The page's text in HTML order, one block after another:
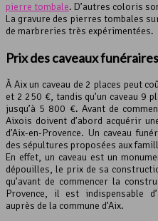
pierre tombale. D’autres coloris
La gravure des pierres tombales
de marbreries très expérimentées.
Prix des caveaux
À Aix un caveau de 2 places peut
et 2 250 €, tandis qu’un caveau 9
jusqu’à 5 800 €. Avant de
Aixois doivent d’abord acquérir
d’Aix-en-Provence. Un caveau
des sépultures proposées aux
En effet, un caveau est un
dépouilles, le prix de sa
qu’avant de commencer la
Provence, il est indispensable
auprès de la commune d’Aix.